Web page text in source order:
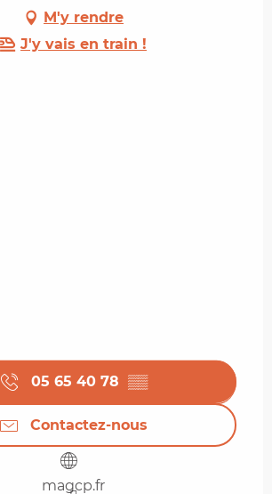
M'y rendre
J'y vais en train !
05 65 40 78 ▒▒
Contactez-nous
magcp.fr